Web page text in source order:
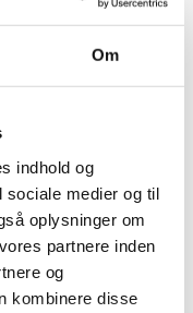
Om
indhold og
sociale medier og til
oplysninger om
partnere inden
og
kombinere disse